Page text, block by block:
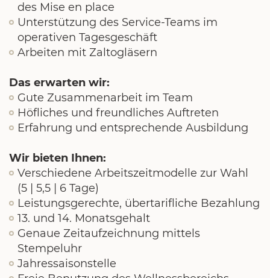
des Mise en place
Unterstützung des Service-Teams im
operativen Tagesgeschäft
Arbeiten mit Zaltogläsern
Das erwarten wir:
Gute Zusammenarbeit im Team
Höfliches und freundliches Auftreten
Erfahrung und entsprechende Ausbildung
Wir bieten Ihnen:
Verschiedene Arbeitszeitmodelle zur Wahl
(5 | 5,5 | 6 Tage)
Leistungsgerechte, übertarifliche Bezahlung
13. und 14. Monatsgehalt
Genaue Zeitaufzeichnung mittels
Stempeluhr
Jahressaisonstelle